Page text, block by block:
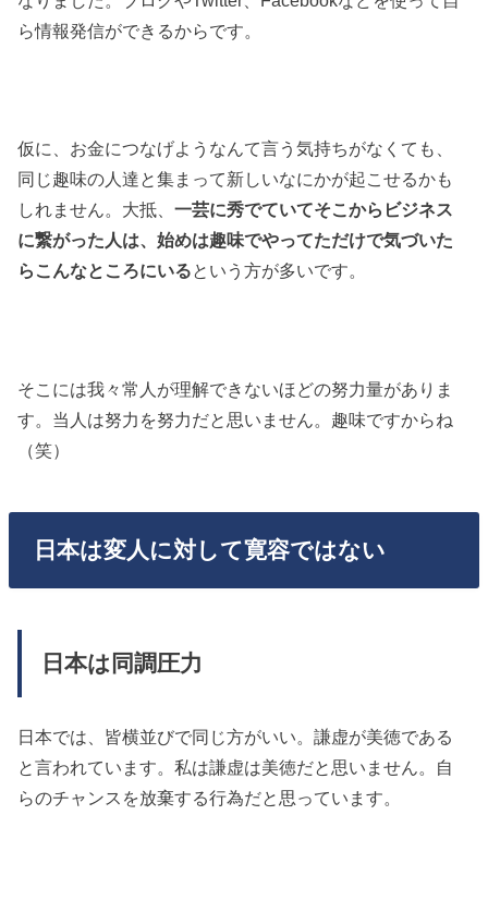
ら情報発信ができるからです。
仮に、お金につなげようなんて言う気持ちがなくても、
同じ趣味の人達と集まって新しいなにかが起こせるかも
しれません。大抵、一芸に秀でていてそこからビジネス
に繋がった人は、始めは趣味でやってただけで気づいた
らこんなところにいるという方が多いです。
そこには我々常人が理解できないほどの努力量がありま
す。当人は努力を努力だと思いません。趣味ですからね
（笑）
日本は変人に対して寛容ではない
日本は同調圧力
日本では、皆横並びで同じ方がいい。謙虚が美徳である
と言われています。私は謙虚は美徳だと思いません。自
らのチャンスを放棄する行為だと思っています。